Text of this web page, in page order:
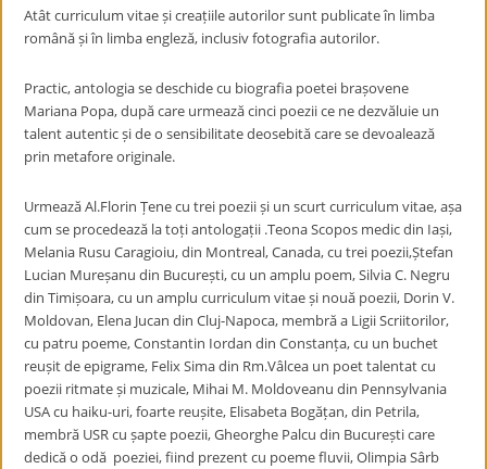
Atât curriculum vitae și creațiile autorilor sunt publicate în limba
română și în limba engleză, inclusiv fotografia autorilor.
Practic, antologia se deschide cu biografia poetei brașovene
Mariana Popa, după care urmează cinci poezii ce ne dezvăluie un
talent autentic și de o sensibilitate deosebită care se devoalează
prin metafore originale.
Urmează Al.Florin Țene cu trei poezii și un scurt curriculum vitae, așa
cum se procedează la toți antologații .Teona Scopos medic din Iași,
Melania Rusu Caragioiu, din Montreal, Canada, cu trei poezii,Ștefan
Lucian Mureșanu din București, cu un amplu poem, Silvia C. Negru
din Timișoara, cu un amplu curriculum vitae și nouă poezii, Dorin V.
Moldovan, Elena Jucan din Cluj-Napoca, membră a Ligii Scriitorilor,
cu patru poeme, Constantin Iordan din Constanța, cu un buchet
reușit de epigrame, Felix Sima din Rm.Vâlcea un poet talentat cu
poezii ritmate și muzicale, Mihai M. Moldoveanu din Pennsylvania
USA cu haiku-uri, foarte reușite, Elisabeta Bogățan, din Petrila,
membră USR cu șapte poezii, Gheorghe Palcu din București care
dedică o odă poeziei, fiind prezent cu poeme fluvii, Olimpia Sârb